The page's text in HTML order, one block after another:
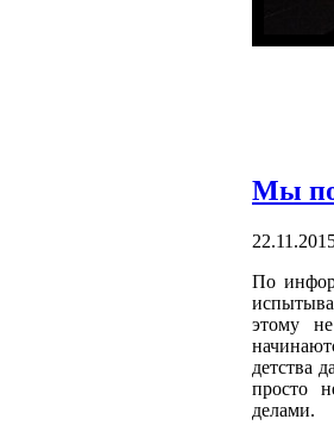
Мы
По
этому
детства
просто
делами.